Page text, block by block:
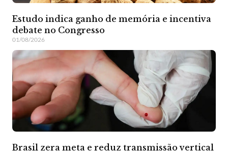
Estudo indica ganho de memória e incentiva
debate no Congresso
01/08/2026
Brasil zera meta e reduz transmissão vertical